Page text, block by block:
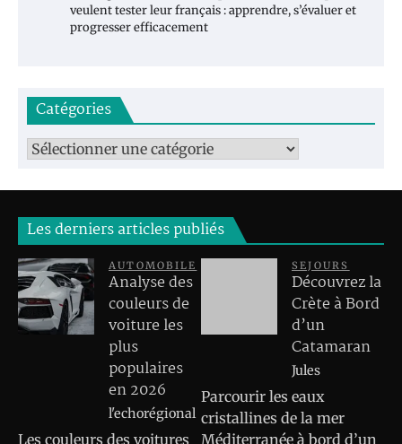
veulent tester leur français : apprendre, s’évaluer et
progresser efficacement
Catégories
Catégories
Les derniers articles publiés
AUTOMOBILE
Analyse des
couleurs de
voiture les
plus
populaires
en 2026
l'echorégional
Les couleurs des voitures
SEJOURS
Découvrez la
Crète à Bord
d’un
Catamaran
Jules
Parcourir les eaux
cristallines de la mer
Méditerranée à bord d’un